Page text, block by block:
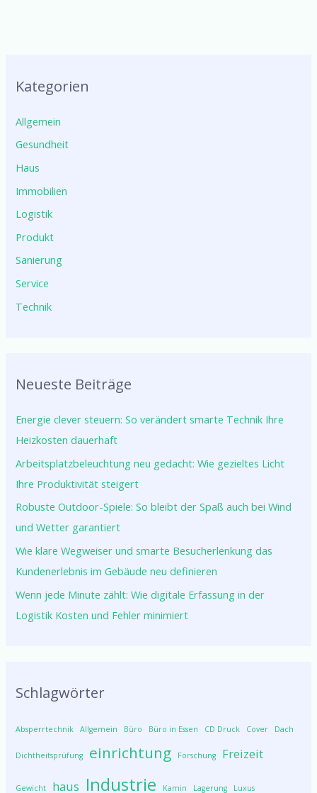
Kategorien
Allgemein
Gesundheit
Haus
Immobilien
Logistik
Produkt
Sanierung
Service
Technik
Neueste Beiträge
Energie clever steuern: So verändert smarte Technik Ihre
Heizkosten dauerhaft
Arbeitsplatzbeleuchtung neu gedacht: Wie gezieltes Licht
Ihre Produktivität steigert
Robuste Outdoor-Spiele: So bleibt der Spaß auch bei Wind
und Wetter garantiert
Wie klare Wegweiser und smarte Besucherlenkung das
Kundenerlebnis im Gebäude neu definieren
Wenn jede Minute zählt: Wie digitale Erfassung in der
Logistik Kosten und Fehler minimiert
Schlagwörter
Absperrtechnik Allgemein Büro Büro in Essen CD Druck Cover Dach
Dichtheitsprüfung einrichtung Forschung Freizeit
Gewicht haus Industrie Kamin Lagerung Luxus